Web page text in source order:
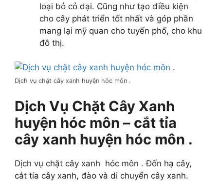
loại bỏ cỏ dại. Cũng như tạo điều kiện
cho cây phát triển tốt nhất và góp phần
mang lại mỹ quan cho tuyến phố, cho khu
đô thị.
Dịch vụ chặt cây xanh huyện hóc môn .
Dịch Vụ Chặt Cây Xanh
huyện hóc môn – cắt tỉa
cây xanh huyện hóc môn .
Dịch vụ chặt cây xanh hóc môn . Đốn hạ cây,
cắt tỉa cây xanh, đào và di chuyển cây xanh.